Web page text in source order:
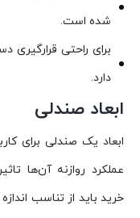
شده است.
دارد.
ابعاد صندلی
ابعاد یک صندلی برای
عملکرد روازنه آن‌ها
خرید باید از تناسب